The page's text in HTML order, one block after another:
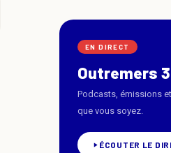
EN DIRECT
Outremers
Podcasts, émissions
que vous soyez.
ÉCOUTER LE